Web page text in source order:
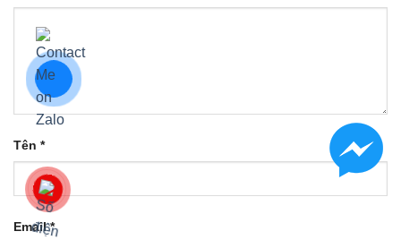
Tên *
Email*